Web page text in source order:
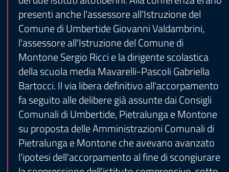
presenti anche l'assessore all'Istruzione del
Comune di Umbertide Giovanni Valdambrini,
l'assessore all'Istruzione del Comune di
Montone Sergio Ricci e la dirigente scolastica
della scuola media Mavarelli-Pascoli Gabriella
Bartocci. Il via libera definitivo all'accorpamento
fa seguito alle delibere già assunte dai Consigli
Comunali di Umbertide, Pietralunga e Montone
su proposta delle Amministrazioni Comunali di
Pietralunga e Montone che avevano avanzato
l'ipotesi dell'accorpamento al fine di scongiurare